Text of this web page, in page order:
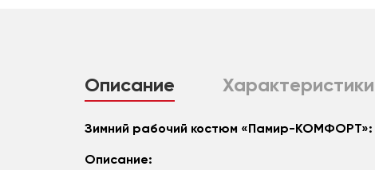
Описание Характеристики
Зимний рабочий костюм «Памир-КОМФОРТ»:
Описание: